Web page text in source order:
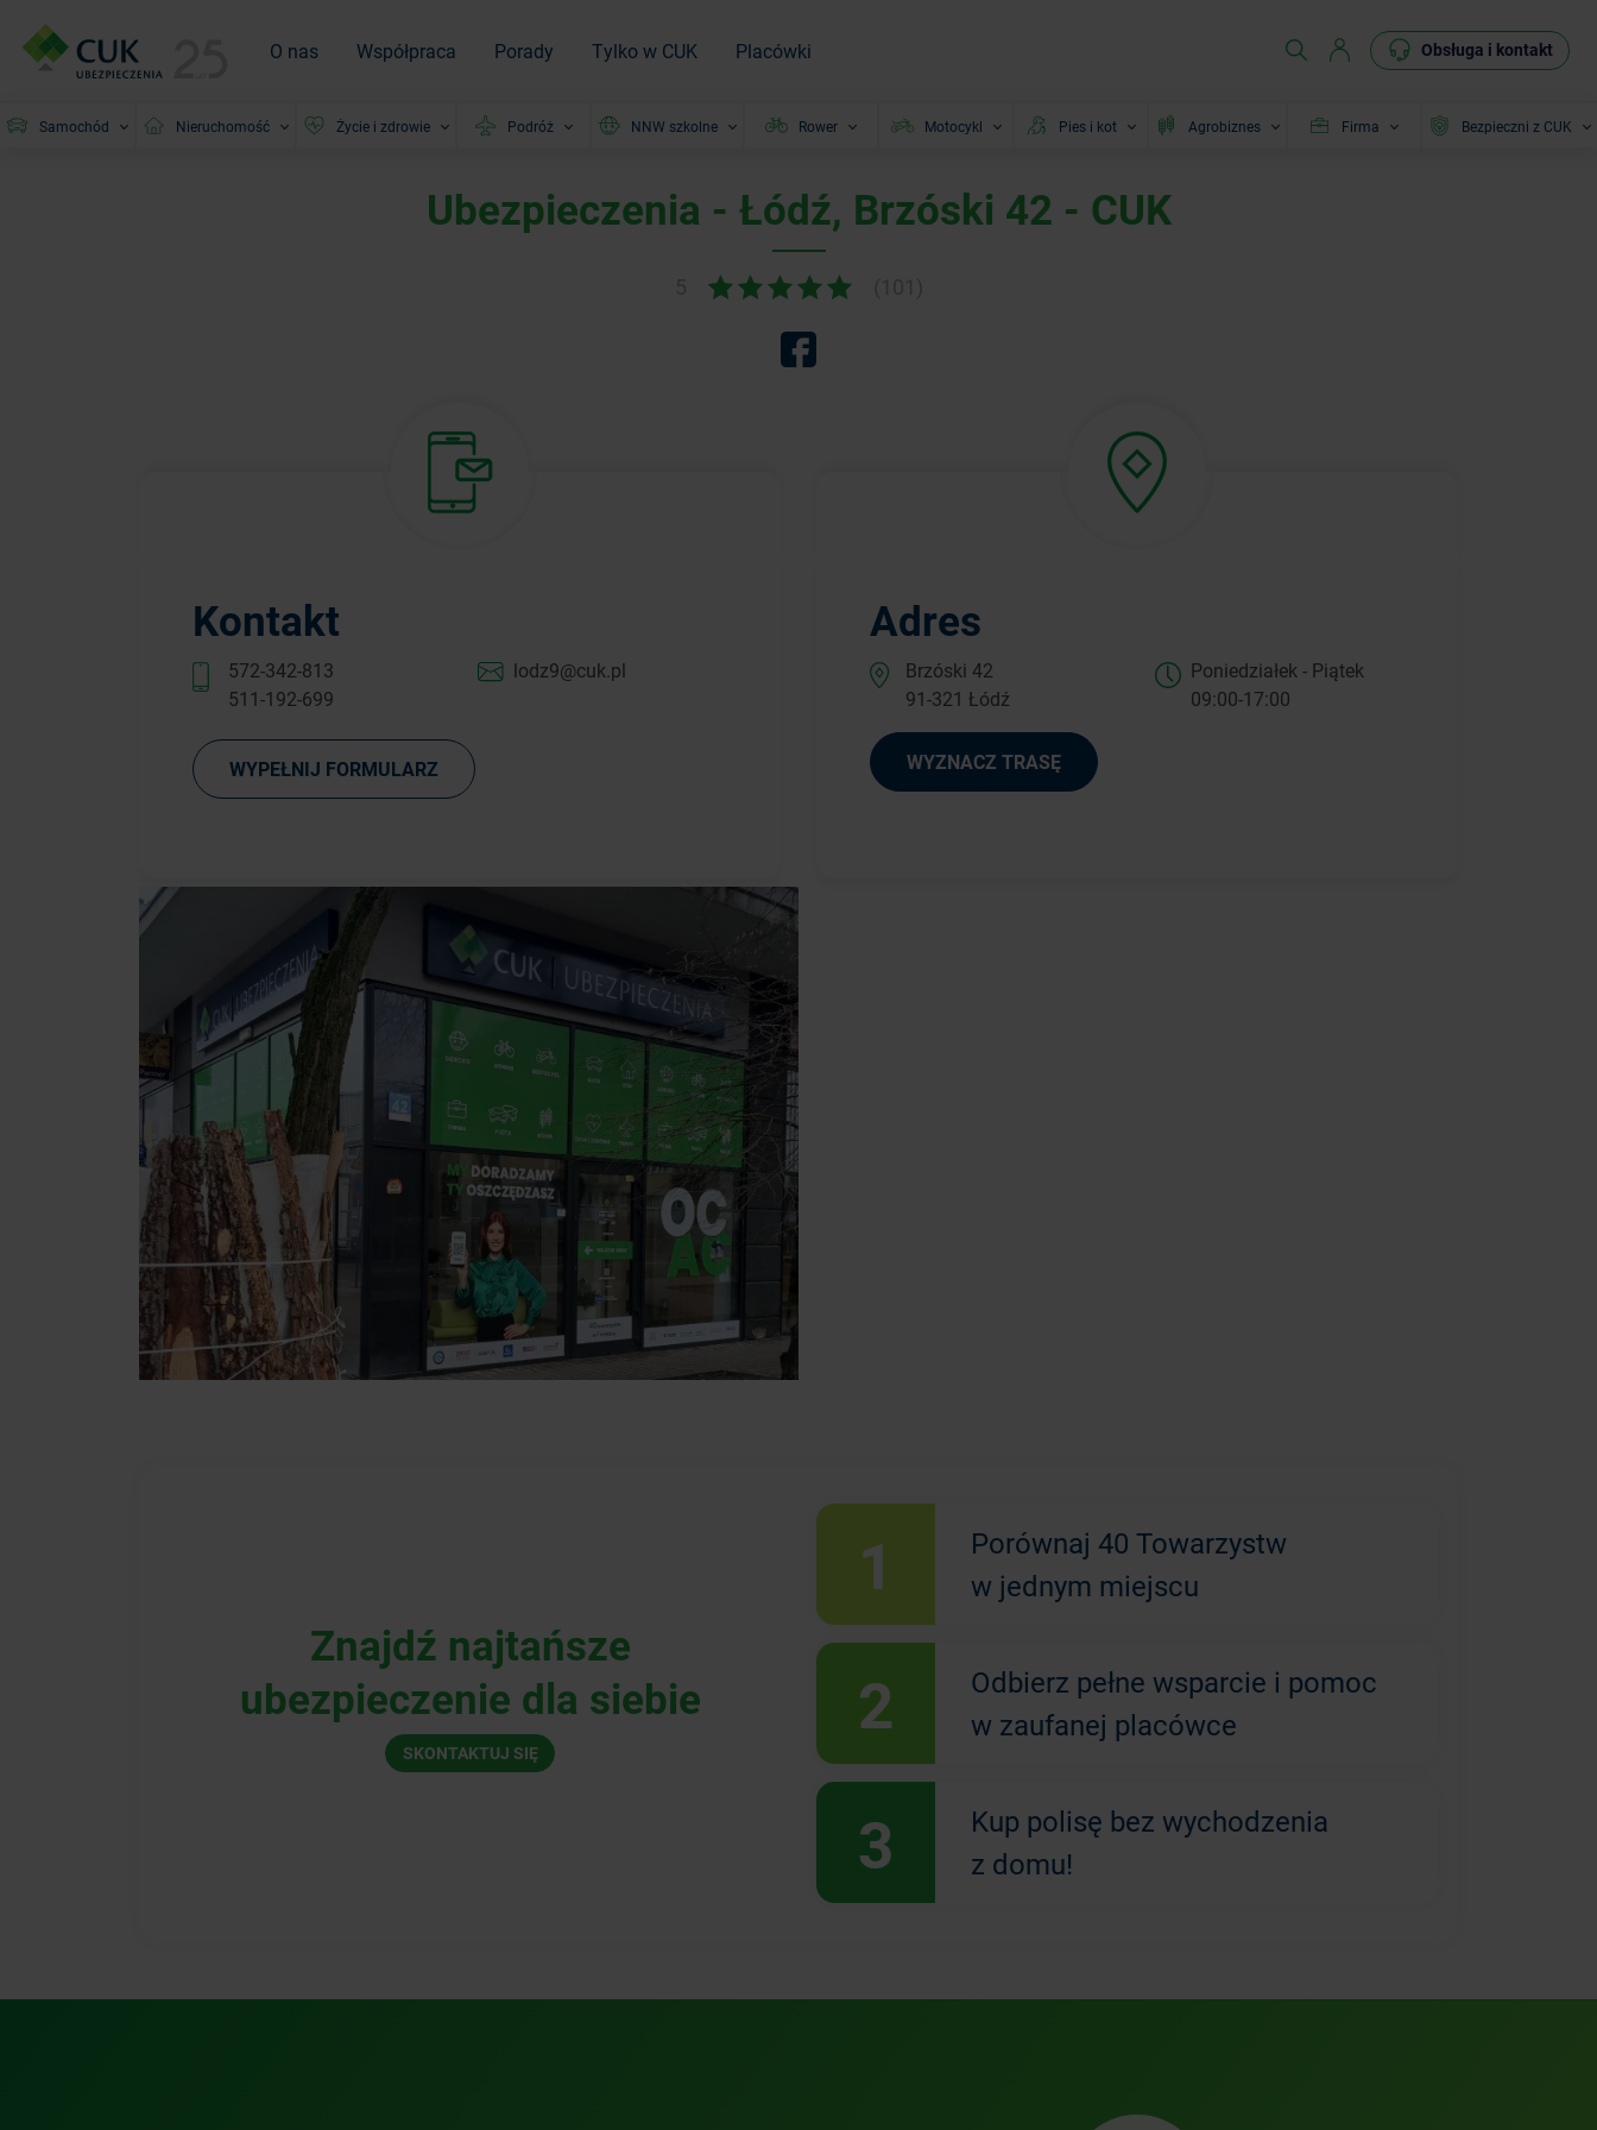
O nas Współpraca Porady Tylko w CUK Placówki Obsługa i kontakt
Samochód Nieruchomość Życie i zdrowie Podróż NNW szkolne Rower Motocykl Pies i kot Agrobiznes Firma Bezpieczni z CUK
Ubezpieczenia - Łódź, Brzóski 42 - CUK
Kontakt
572-342-813
511-192-699
lodz9@cuk.pl
WYPEŁNIJ FORMULARZ
Adres
Brzóski 42
91-321 Łódź
Poniedziałek - Piątek
09:00-17:00
WYZNACZ TRASĘ
Znajdź najtańsze
ubezpieczenie dla siebie
SKONTAKTUJ SIĘ
1
Porównaj 40 Towarzystw
w jednym miejscu
2
Odbierz pełne wsparcie i pomoc
w zaufanej placówce
3
Kup polisę bez wychodzenia
z domu!